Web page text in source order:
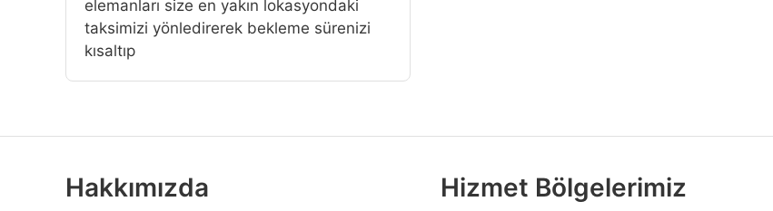
elemanları size en yakın lokasyondaki
taksimizi yönledirerek bekleme sürenizi
kısaltıp
Hakkımızda Hizmet Bölgelerimiz